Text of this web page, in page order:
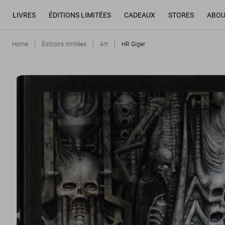
LIVRES ÉDITIONS LIMITÉES CADEAUX STORES
Home Éditions limitées Art HR Giger